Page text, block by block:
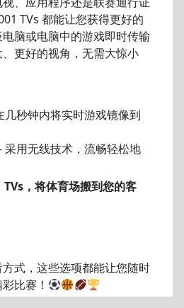
TVs 都能让您获得更好的
脑或电脑中的游戏即时传输
更好的视角，无需大惊小
几秒钟内将实时游戏镜像到
采用无线技术，流畅轻松地
，将体育场搬到您的客
式，这些选项都能让您随时
比赛！